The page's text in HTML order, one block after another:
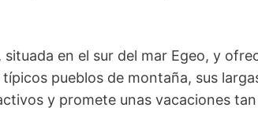
, situada en el sur del mar Egeo, y
pueblos de montaña, sus
y promete unas vacaciones